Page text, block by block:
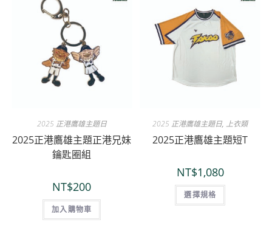
2025 正港鷹雄主題日
2025正港鷹雄主題正港兄妹
鑰匙圈組
NT$200
加入購物車
2025 正港鷹雄主題日, 上衣類
2025正港鷹雄主題短T
NT$1,080
選擇規格